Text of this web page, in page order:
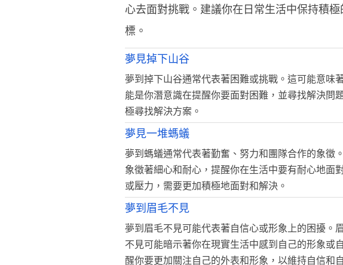
心去面對挑戰。建議你在日常生活中保持積
標。
夢見掉下山谷
夢到掉下山谷通常代表著困難或挑戰。這可能意味
能是你潛意識在提醒你要面對困難，並尋找解決問
極尋找解決方案。
夢見一堆螞蟻
夢到螞蟻通常代表著勤奮、努力和團隊合作的象徵
象徵著細心和耐心，提醒你在生活中要有耐心地面
或壓力，需要更加積極地面對和解決。
夢到眉毛不見
夢到眉毛不見可能代表著自信心或形象上的困擾。
不見可能暗示著你在現實生活中感到自己的形象或
醒你要更加關注自己的外表和形象，以維持自信和